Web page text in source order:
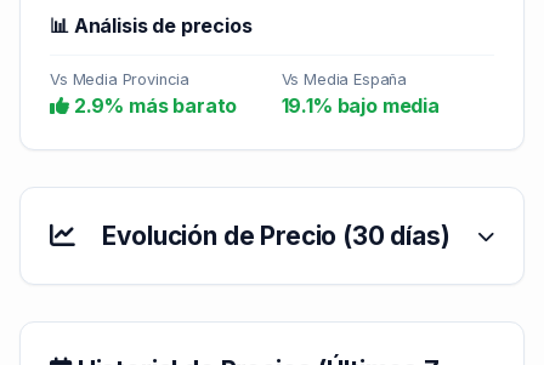
📊 Análisis de precios
Vs Media Provincia
2.9% más barato
Vs Media España
19.1% bajo media
Evolución de Precio (30 días)